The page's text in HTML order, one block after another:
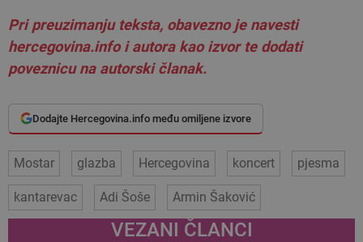
Pri preuzimanju teksta, obavezno je navesti
hercegovina.info i autora kao izvor te dodati
poveznicu na autorski članak.
Dodajte Hercegovina.info među omiljene izvore
Mostar glazba Hercegovina koncert pjesma
kantarevac Adi Šoše Armin Šaković
VEZANI ČLANCI